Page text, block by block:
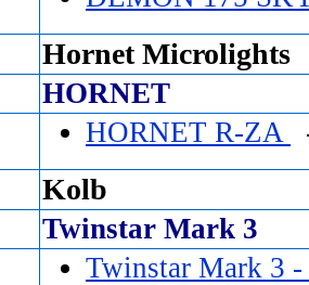
Hornet Microlights
HORNET
HORNET R-ZA
Kolb
Twinstar Mark 3
Twinstar Mark 3 -